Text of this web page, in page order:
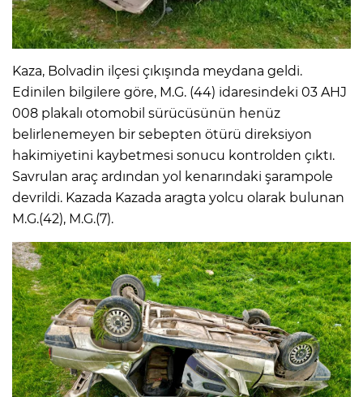
Kaza, Bolvadin ilçesi çıkışında meydana geldi.
Edinilen bilgilere göre, M.G. (44) idaresindeki 03 AHJ
008 plakalı otomobil sürücüsünün henüz
belirlenemeyen bir sebepten ötürü direksiyon
hakimiyetini kaybetmesi sonucu kontrolden çıktı.
Savrulan araç ardından yol kenarındaki şarampole
devrildi. Kazada Kazada aragta yolcu olarak bulunan
M.G.(42), M.G.(7).